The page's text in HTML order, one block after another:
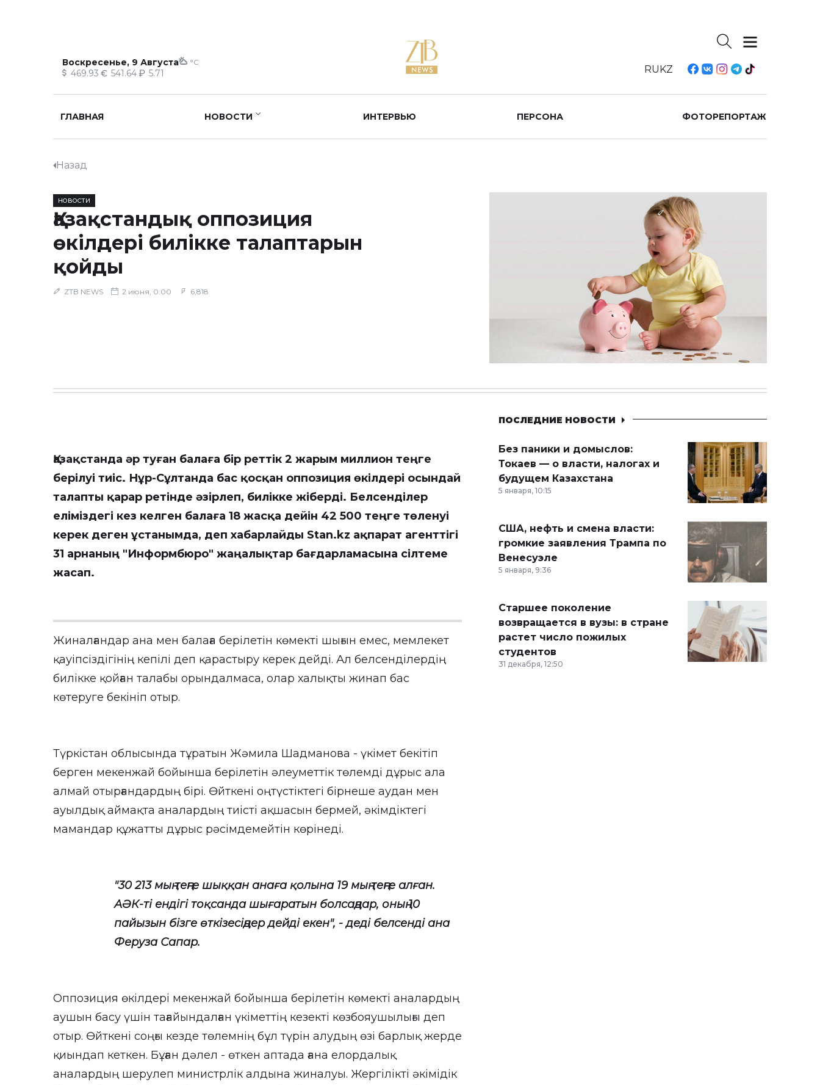
Воскресенье, 9 Августа °C
469.93 541.64 5.71 RUKZ
ГЛАВНАЯ НОВОСТИ ИНТЕРВЬЮ ПЕРСОНА ФОТОРЕПОРТАЖ
Назад
НОВОСТИ
Қазақстандық оппозиция
өкілдері билікке талаптарын
қойды
ZTB NEWS 2 июня, 0:00 6,818
Қазақстанда әр туған балаға бір реттік 2 жарым миллион теңге
берілуі тиіс. Нұр-Сұлтанда бас қосқан оппозиция өкілдері осындай
талапты қарар ретінде әзірлеп, билікке жіберді. Белсенділер
еліміздегі кез келген балаға 18 жасқа дейін 42 500 теңге төленуі
керек деген ұстанымда, деп хабарлайды Stan.kz ақпарат агенттігі
31 арнаның "Информбюро" жаңалықтар бағдарламасына сілтеме
жасап.
Жиналғандар ана мен балаға берілетін көмекті шығын емес, мемлекет
қауіпсіздігінің кепілі деп қарастыру керек дейді. Ал белсенділердің
билікке қойған талабы орындалмаса, олар халықты жинап бас
көтеруге бекініп отыр.
Түркістан облысында тұратын Жәмила Шадманова - үкімет бекітіп
берген мекенжай бойынша берілетін әлеуметтік төлемді дұрыс ала
алмай отырғандардың бірі. Өйткені оңтүстіктегі бірнеше аудан мен
ауылдық аймақта аналардың тиісті ақшасын бермей, әкімдіктегі
мамандар құжатты дұрыс рәсімдемейтін көрінеді.
"30 213 мың теңге шыққан анаға қолына 19 мың теңге алған.
АӘК-ті ендігі тоқсанда шығаратын болсаңдар, оның 10
пайызын бізге өткізесіңдер дейді екен", - деді белсенді ана
Феруза Сапар.
Оппозиция өкілдері мекенжай бойынша берілетін көмекті аналардың
аушын басу үшін тағайындалған үкіметтің кезекті көзбояушылығы деп
отыр. Өйткені соңғы кезде төлемнің бұл түрін алудың өзі барлық жерде
қиындап кеткен. Бұған дәлел - өткен аптада ғана елордалық
аналардың шерулеп министрлік алдына жиналуы. Жергілікті әкімідік
ПОСЛЕДНИЕ НОВОСТИ
Без паники и домыслов:
Токаев — о власти, налогах и
будущем Казахстана
5 января, 10:15
США, нефть и смена власти:
громкие заявления Трампа по
Венесуэле
5 января, 9:36
Старшее поколение
возвращается в вузы: в стране
растет число пожилых
студентов
31 декабря, 12:50